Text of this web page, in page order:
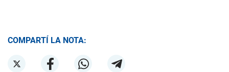
COMPARTÍ LA NOTA: